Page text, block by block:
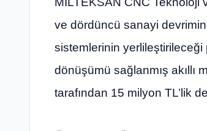
ve dördüncü sanayi
sistemlerinin
dönüşümü sağlanmış akıllı
tarafından 15 milyon TL’lik